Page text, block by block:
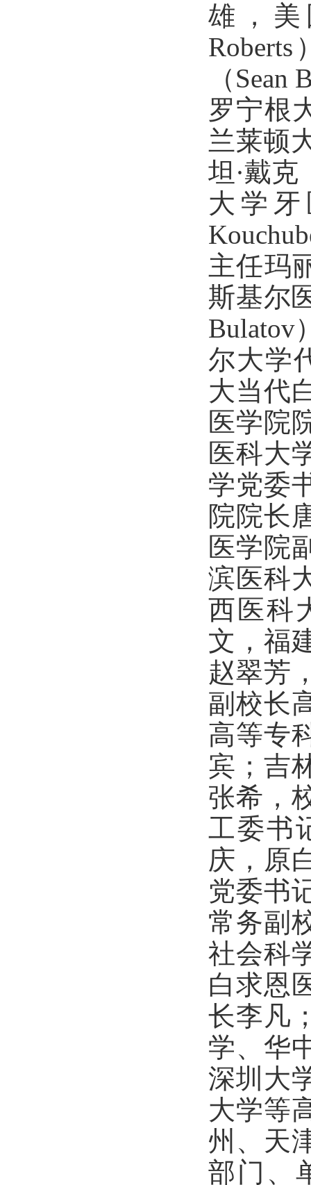
雄，美
（
罗宁根
兰莱顿
坦·戴克
大学
主任玛
斯基尔
Bulatov
尔大学
大当代
医学院
医科大
学党委
院院长
医学院
滨医科
西医科
文，福
赵翠芳
副校长
高等专
宾；吉
张希，
工委书
庆，原
党委书
常务副
社会科
白求恩
长李凡
学、华
深圳大
大学等
州、天
部门、